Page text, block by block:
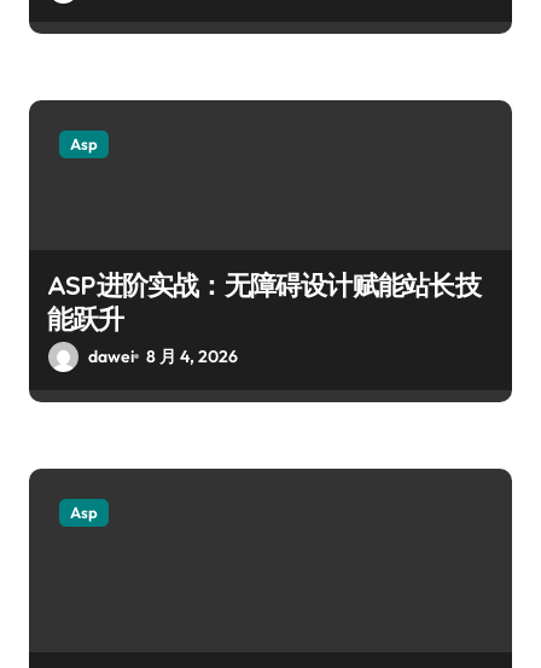
Asp
ASP进阶实战：无障碍设计赋能站长技
能跃升
dawei 8 月 4, 2026
Asp